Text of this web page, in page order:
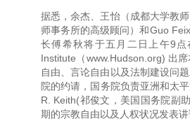
据悉，余杰、王怡（成都大学教
师事务所的高级顾问）和Guo
长傅希秋将于五月二日上午9
Institute（www.Hudson.org) 出
自由、言论自由以及法制建设问
院的约请，国务院负责亚洲和太
R. Keith(祁俊文，美国国务院副
期的宗教自由以及人权状况发表讲